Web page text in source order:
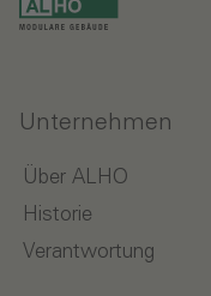
Unternehmen
Über ALHO
Historie
Verantwortung